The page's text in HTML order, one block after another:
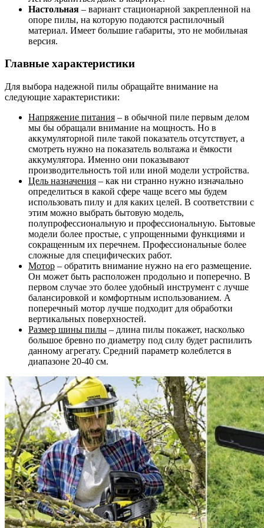
Настольная – вариант стационарной закрепленной на
опоре пилы, на которую подаются распилочный
материал. Имеет большие габариты, это не мобильная
версия.
Главные характеристики
Для выбора надежной пилы обращайте внимание на
следующие характеристики:
Напряжение питания – в обычной пиле первым делом
мы бы обращали внимание на мощность. Но в
аккумуляторной пиле такой показатель отсутствует, а
смотреть нужно на показатель вольтажа и ёмкости
аккумулятора. Именно они показывают
производительность той или иной модели устройства.
Цель назначения – как ни странно нужно изначально
определиться в какой сфере чаще всего мы будем
использовать пилу и для каких целей. В соответствии с
этим можно выбрать бытовую модель,
полупрофессиональную и профессиональную. Бытовые
модели более простые, с упрощенными функциями и
сокращенным их перечнем. Профессиональные более
сложные для специфических работ.
Мотор – обратить внимание нужно на его размещение.
Он может быть расположен продольно и поперечно. В
первом случае это более удобный инструмент с лучше
балансировкой и комфортным использованием. А
поперечный мотор лучше подходит для обработки
вертикальных поверхностей.
Размер шины пилы – длина пилы покажет, насколько
большое бревно по диаметру под силу будет распилить
данному агрегату. Средний параметр колеблется в
диапазоне 20-40 см.